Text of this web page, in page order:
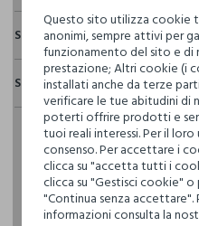
Composizione:
50% VISCOSA,28%
NON CANDEGGIARE
TEMPERATURA
NON LAVARE A SECCO
Sostenibilità e trasparenza
Sicurezza
Il 100% dei nostri articoli
fisici, per verificarne il
definito per l’uso di
restrittivi rispetto a quelli
internazionale.
Clicca qui per vedere i
Spedizione e resi
Hai fino a 30 giorni dalla
cambiare idea e restituire i
Questo sito utilizza cookie
anonimi, sempre attivi per
funzionamento del sito e di
prestazione; Altri cookie (i
installati anche da terze
verificare le tue abitudini di
poterti offrire prodotti e
tuoi reali interessi. Per il
consenso. Per accettare i
clicca su "accetta tutti i
clicca su "Gestisci cookie" o
"Continua senza accettare".
informazioni consulta la